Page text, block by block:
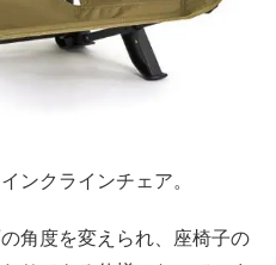
ンクラインチェア。
角度を変えられ、座椅子の